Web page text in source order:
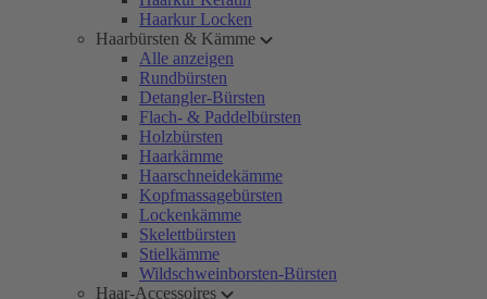
Haarkur Locken
Haarbürsten & Kämme
Alle anzeigen
Rundbürsten
Detangler-Bürsten
Flach- & Paddelbürsten
Holzbürsten
Haarkämme
Haarschneidekämme
Kopfmassagebürsten
Lockenkämme
Skelettbürsten
Stielkämme
Wildschweinborsten-Bürsten
Haar-Accessoires